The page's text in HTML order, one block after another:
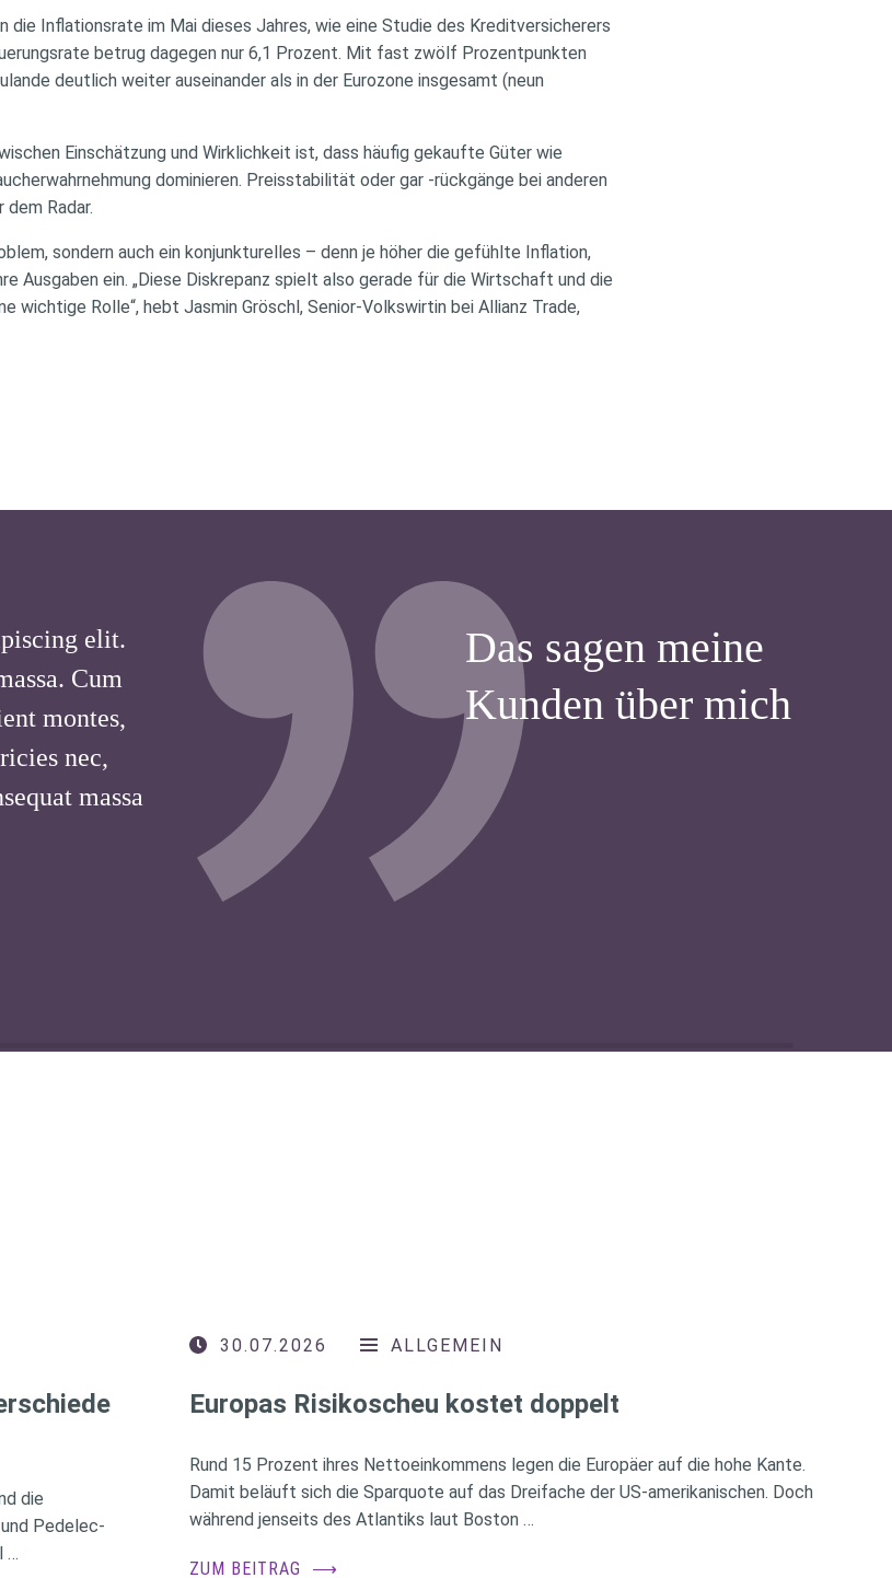
Inflationsrate im Mai dieses Jahres, wie eine Studie des Kreditversicherers
betrug dagegen nur 6,1 Prozent. Mit fast zwölf Prozentpunkten
deutlich weiter auseinander als in der Eurozone insgesamt (neun
Einschätzung und Wirklichkeit ist, dass häufig gekaufte Güter wie
dominieren. Preisstabilität oder gar -rückgänge bei anderen
Radar.
sondern auch ein konjunkturelles – denn je höher die gefühlte Inflation,
Ausgaben ein. „Diese Diskrepanz spielt also gerade für die Wirtschaft und die
wichtige Rolle“, hebt Jasmin Gröschl, Senior-Volkswirtin bei Allianz Trade,
Das sagen meine
Kunden über mich
elit.
Cum
montes,
nec,
massa
die
Pedelec-
…
30.07.2026 ALLGEMEIN
Europas Risikoscheu kostet doppelt
Rund 15 Prozent ihres Nettoeinkommens legen die Europäer auf die hohe Kante.
Damit beläuft sich die Sparquote auf das Dreifache der US-amerikanischen. Doch
während jenseits des Atlantiks laut Boston …
ZUM BEITRAG ⟶